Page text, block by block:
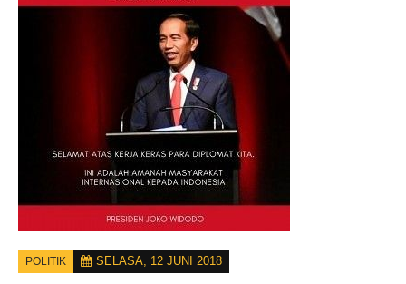
POLITIK SELASA, 12 JUNI 2018